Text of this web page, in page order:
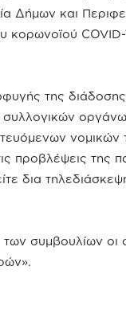
Δήμων και
της
προβλέψεις της
δια
συμβουλίων οι